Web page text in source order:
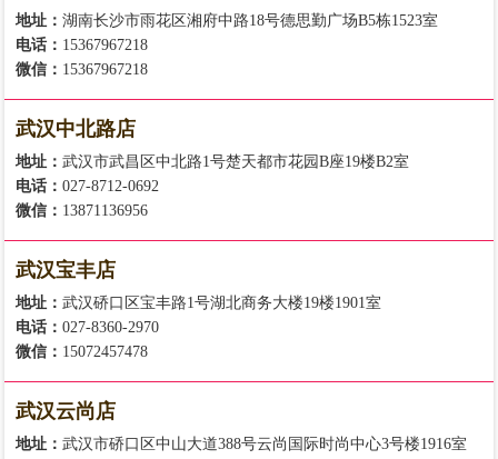
地址：湖南长沙市雨花区湘府中路18号德思勤广场B5栋1523室
电话： 15367967218
微信： 15367967218
武汉中北路店
地址：武汉市武昌区中北路1号楚天都市花园B座19楼B2室
电话：027-8712-0692
微信： 13871136956
武汉宝丰店
地址：武汉硚口区宝丰路1号湖北商务大楼19楼1901室
电话：027-8360-2970
微信： 15072457478
武汉云尚店
地址：武汉市硚口区中山大道388号云尚国际时尚中心3号楼1916室